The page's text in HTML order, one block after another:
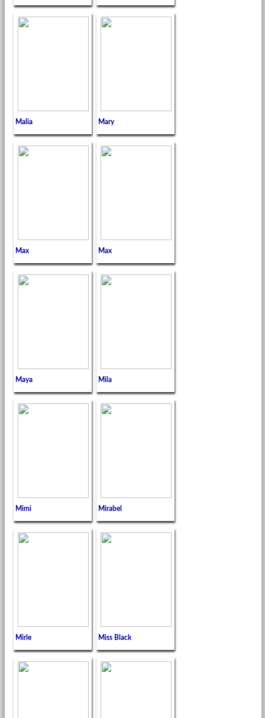
Malia Mary
Max Max
Maya Mila
Mimi Mirabel
Mirle Miss Black